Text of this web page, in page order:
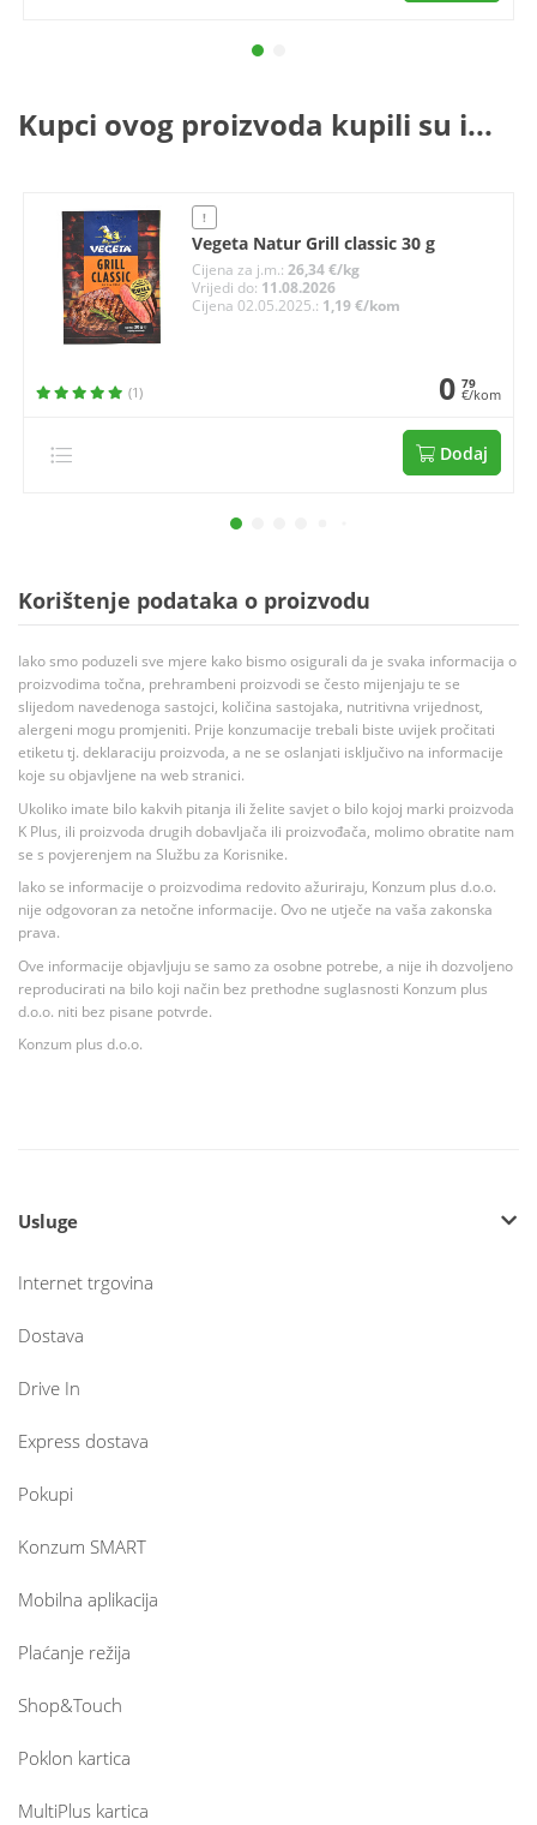
Kupci ovog proizvoda kupili su i...
!
Vegeta Natur Grill classic 30 g
Cijena za j.m.:26,34 €/kg
Vrijedi do: 11.08.2026
Cijena 02.05.2025.: 1,19 €/kom
(1) 0 79
€/kom
Dodaj
Korištenje podataka o proizvodu
Iako smo poduzeli sve mjere kako bismo osigurali da je svaka informacija o
proizvodima točna, prehrambeni proizvodi se često mijenjaju te se
slijedom navedenoga sastojci, količina sastojaka, nutritivna vrijednost,
alergeni mogu promjeniti. Prije konzumacije trebali biste uvijek pročitati
etiketu tj. deklaraciju proizvoda, a ne se oslanjati isključivo na informacije
koje su objavljene na web stranici.
Ukoliko imate bilo kakvih pitanja ili želite savjet o bilo kojoj marki proizvoda
K Plus, ili proizvoda drugih dobavljača ili proizvođača, molimo obratite nam
se s povjerenjem na Službu za Korisnike.
Iako se informacije o proizvodima redovito ažuriraju, Konzum plus d.o.o.
nije odgovoran za netočne informacije. Ovo ne utječe na vaša zakonska
prava.
Ove informacije objavljuju se samo za osobne potrebe, a nije ih dozvoljeno
reproducirati na bilo koji način bez prethodne suglasnosti Konzum plus
d.o.o. niti bez pisane potvrde.
Konzum plus d.o.o.
Usluge
Internet trgovina
Dostava
Drive In
Express dostava
Pokupi
Konzum SMART
Mobilna aplikacija
Plaćanje režija
Shop&Touch
Poklon kartica
MultiPlus kartica